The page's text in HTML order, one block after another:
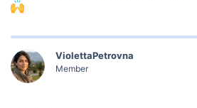
ViolettaPetrovna
Member